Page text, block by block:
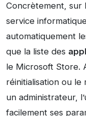
Concrètement, sur
service
automatiquement
que la liste des
le Microsoft Store.
réinitialisation ou le
un administrateur,
facilement ses